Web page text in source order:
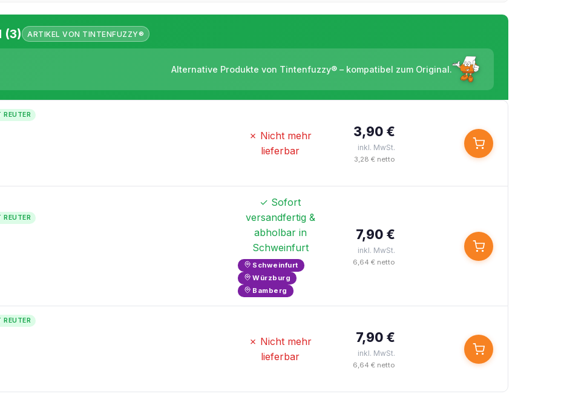
(3) ARTIKEL VON TINTENFUZZY®
Alternative Produkte von Tintenfuzzy® – kompatibel zum Original.
REUTER
✗ Nicht mehr
lieferbar
3,90 €
inkl. MwSt.
3,28 € netto
REUTER
✓ Sofort
versandfertig &
abholbar in
Schweinfurt
Schweinfurt
Würzburg
Bamberg
7,90 €
inkl. MwSt.
6,64 € netto
REUTER
✗ Nicht mehr
lieferbar
7,90 €
inkl. MwSt.
6,64 € netto